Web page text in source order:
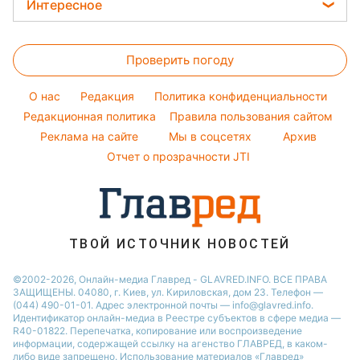
Новости Львова
Новости Днепра
Новости Тернополя
Новости Житомира
Новости Одессы
Новости Харькова
Магнитные бури
Филипп Киркоров
Елена Зеленская
Кейт Миддлтон
Алла Пугачева
Максим Галкин
Виталий Козловский
Салаты
Простые блюда
Легкие десерты
Напитки
Праздничное меню
Интересное
Тесты по картинке
Оптические иллюзии
Народные приметы
Все о шоу-бизнесе
Проверить погоду
O нас Редакция
Политика конфиденциальности
Редакционная политика
Правила пользования сайтом
Реклама на сайте
Мы в соцсетях
Архив
Отчет о прозрачности JTI
ТВОЙ ИСТОЧНИК НОВОСТЕЙ
©2002-2026, Онлайн-медиа Главред - GLAVRED.INFO. ВСЕ ПРАВА
ЗАЩИЩЕНЫ. 04080, г. Киев, ул. Кириловская, дом 23. Телефон —
(044) 490-01-01. Адрес электронной почты — info@glavred.info.
Идентификатор онлайн-медиа в Реестре cубъектов в сфере медиа —
R40-01822. Перепечатка, копирование или воспроизведение
информации, содержащей ссылку на агенство ГЛАВРЕД, в каком-
либо виде запрещено. Использование материалов «Главред»